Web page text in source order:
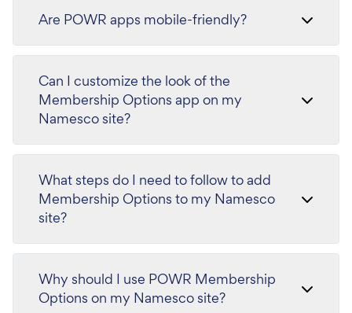
Are POWR apps mobile-friendly?
Can I customize the look of the
Membership Options app on my
Namesco site?
What steps do I need to follow to add
Membership Options to my Namesco
site?
Why should I use POWR Membership
Options on my Namesco site?